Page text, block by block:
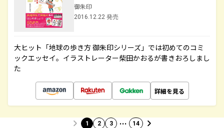
御朱印
2016.12.22 発売
大ヒット「地球の歩き方 御朱印シリーズ」では初めてのコミ
ックエッセイ。イラストレーター柴田かおるが書きおろしまし
た
詳細を見る
1 2 3 … 14